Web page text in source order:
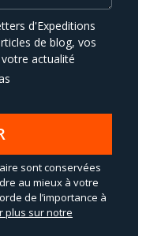
d'Expeditions
de blog, vos
actualité
sont conservées
au mieux à votre
de l’importance à
plus sur notre